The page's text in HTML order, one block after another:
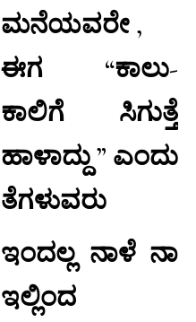
ಮನೆಯವರೇ ,
ಈಗ “ಕಾಲು-
ಕಾಲಿಗೆ ಸಿಗುತ್ತೆ
ಹಾಳಾದ್ದು ” ಎಂದು
ತೆಗಳುವರು
ಇಂದಲ್ಲ ನಾಳೆ ನಾ
ಇಲ್ಲಿಂದ